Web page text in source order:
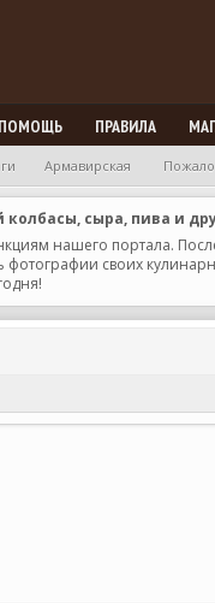
ПОМОЩЬ ПРАВИЛА
Армавирская
сыра, пива и
нашего портала.
своих